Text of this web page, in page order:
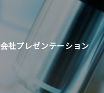
会社プレゼンテーション